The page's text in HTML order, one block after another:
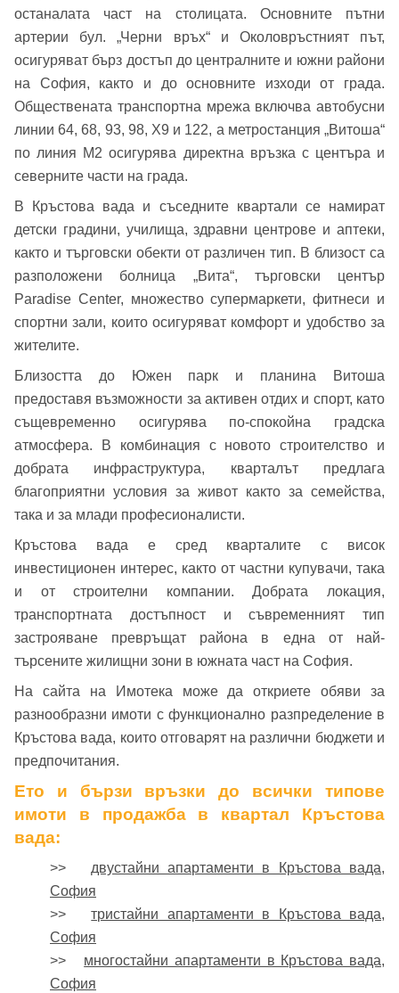
Добре дошъл!
Вход Регистрация
Имейл Адрес
Парола
Вход като гост
или използвай профил
Вход с Google
останалата част на столицата. Основните пътни
артерии бул. „Черни връх“ и Околовръстният път,
осигуряват бърз достъп до централните и южни райони
на София, както и до основните изходи от града.
Обществената транспортна мрежа включва автобусни
линии 64, 68, 93, 98, Х9 и 122, а метростанция „Витоша“
по линия М2 осигурява директна връзка с центъра и
северните части на града.
В Кръстова вада и съседните квартали се намират
детски градини, училища, здравни центрове и аптеки,
както и търговски обекти от различен тип. В близост са
разположени болница „Вита“, търговски център
Paradise Center, множество супермаркети, фитнеси и
спортни зали, които осигуряват комфорт и удобство за
жителите.
Близостта до Южен парк и планина Витоша
предоставя възможности за активен отдих и спорт, като
същевременно осигурява по-спокойна градска
атмосфера. В комбинация с новото строителство и
добрата инфраструктура, кварталът предлага
благоприятни условия за живот както за семейства,
така и за млади професионалисти.
Кръстова вада е сред кварталите с висок
инвестиционен интерес, както от частни купувачи, така
и от строителни компании. Добрата локация,
транспортната достъпност и съвременният тип
застрояване превръщат района в една от най-
търсените жилищни зони в южната част на София.
На сайта на Имотека може да откриете обяви за
разнообразни имоти с функционално разпределение в
Кръстова вада, които отговарят на различни бюджети и
предпочитания.
Ето и бързи връзки до всички типове
имоти в продажба в квартал Кръстова
вада:
>> двустайни апартаменти в Кръстова вада,
София
>>тристайни апартаменти в Кръстова вада,
София
>> многостайни апартаменти в Кръстова вада,
София
Име*
Имейл адрес*
Телефон*
▼
Заяви оглед
Вашето запитване стигна до нас. Ще